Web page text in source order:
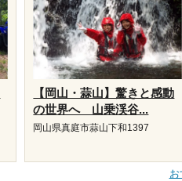
【岡山・蒜山】驚きと感動
の世界へ 山乗渓谷...
岡山県真庭市蒜山下和1397